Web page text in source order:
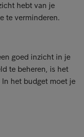
hebt van je
te verminderen.
goed inzicht in je
te beheren, is het
het budget moet je